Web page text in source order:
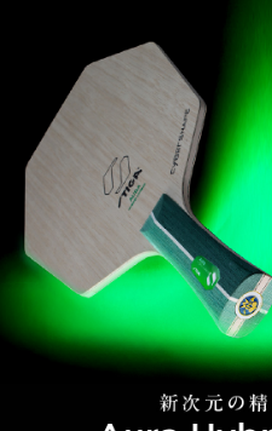
DNAラバー
Table Tennis
卓球商品一覧
－ RACKET
－ ラケット
－ RUBBER
－ ラバー
－ UNIFORM
－ 公認ユニフォーム